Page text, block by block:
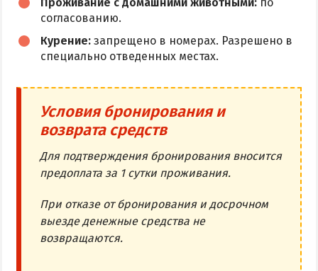
согласованию.
Курение: запрещено в номерах. Разрешено в
специально отведенных местах.
Условия бронирования и
возврата средств
Для подтверждения бронирования вносится
предоплата за 1 сутки проживания.
При отказе от бронирования и досрочном
выезде денежные средства не
возвращаются.